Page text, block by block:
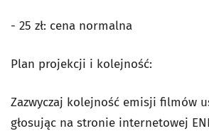
- 25 zł: cena normalna
Plan projekcji i kolejność:
Zazwyczaj kolejność emisji filmów
głosując na stronie internetowej